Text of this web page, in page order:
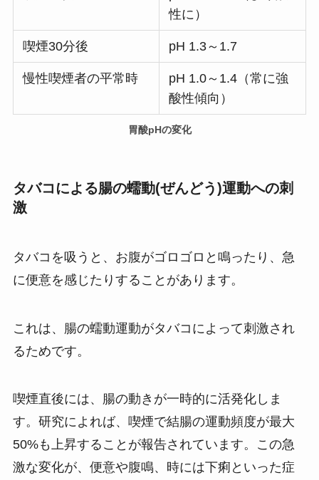
性に）
喫煙30分後 pH 1.3～1.7
慢性喫煙者の平常時
pH 1.0～1.4（常に強
酸性傾向）
胃酸pHの変化
タバコによる腸の蠕動(ぜんどう)運動への刺
激
タバコを吸うと、お腹がゴロゴロと鳴ったり、急
に便意を感じたりすることがあります。
これは、腸の蠕動運動がタバコによって刺激され
るためです。
喫煙直後には、腸の動きが一時的に活発化しま
す。研究によれば、喫煙で結腸の運動頻度が最大
50%も上昇することが報告されています。この急
激な変化が、便意や腹鳴、時には下痢といった症